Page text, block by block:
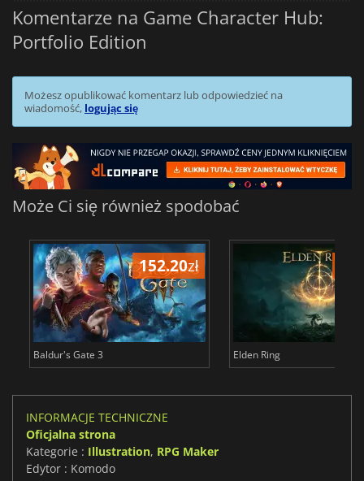
Komentarze na Game Character Hub:
Portfolio Edition
Możesz opublikować komentarz lub odpowiedzieć na
wiadomość, logując się
Może Ci się również spodobać
152.20zł
Baldur's Gate 3 Elden Ring
INFORMACJE TECHNICZNE
Oficjalna strona
Kategorie : Illustration, RPG Maker
Edytor : Komodo